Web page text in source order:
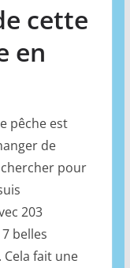
cette
en
pêche est
de
chercher pour
203
belles
fait une